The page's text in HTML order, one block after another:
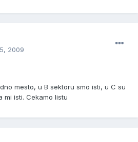
2009
mesto, u B sektoru smo isti, u C su
mi isti. Cekamo listu